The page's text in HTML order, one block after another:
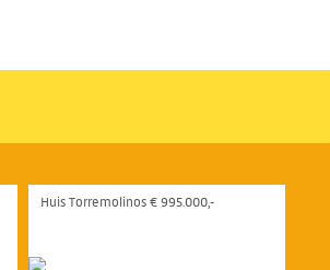
Huis Torremolinos € 995.000,-